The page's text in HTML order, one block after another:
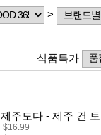
>
식품특가
제주도다 - 제주 건
$16.99